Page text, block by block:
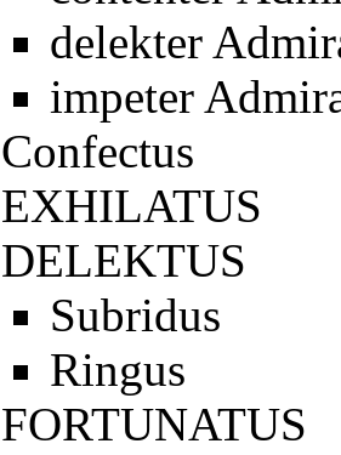
delekter
impeter
Confectus
EXHILATUS
DELEKTUS
Subridus
Ringus
FORTUNATUS